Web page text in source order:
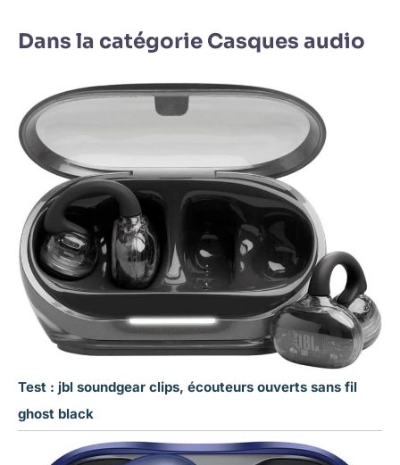
Dans la catégorie Casques audio
Test : jbl soundgear clips, écouteurs ouverts sans fil
ghost black